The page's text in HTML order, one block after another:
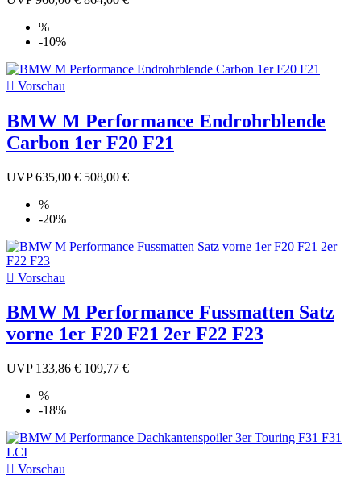
%
-10%
 Vorschau
BMW M Performance Endrohrblende
Carbon 1er F20 F21
UVP 635,00 € 508,00 €
%
-20%
 Vorschau
BMW M Performance Fussmatten Satz
vorne 1er F20 F21 2er F22 F23
UVP 133,86 € 109,77 €
%
-18%
 Vorschau